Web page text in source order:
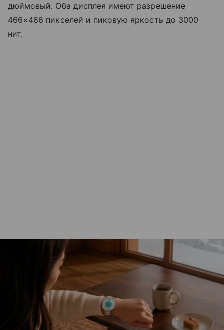
дюймовый. Оба дисплея имеют разрешение
466×466 пикселей и пиковую яркость до 3000
нит.